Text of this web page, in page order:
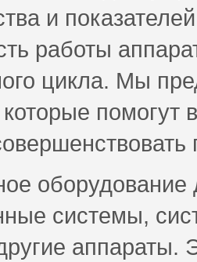
и
работы
цикла. Мы
помогут
оборудование
системы,
аппараты.